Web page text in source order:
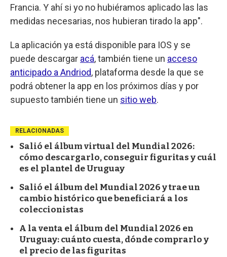
Francia. Y ahí si yo no hubiéramos aplicado las las
medidas necesarias, nos hubieran tirado la app".
La aplicación ya está disponible para IOS y se
puede descargar acá, también tiene un acceso
anticipado a Andriod, plataforma desde la que se
podrá obtener la app en los próximos días y por
supuesto también tiene un sitio web.
RELACIONADAS
Salió el álbum virtual del Mundial 2026:
cómo descargarlo, conseguir figuritas y cuál
es el plantel de Uruguay
Salió el álbum del Mundial 2026 y trae un
cambio histórico que beneficiará a los
coleccionistas
A la venta el álbum del Mundial 2026 en
Uruguay: cuánto cuesta, dónde comprarlo y
el precio de las figuritas